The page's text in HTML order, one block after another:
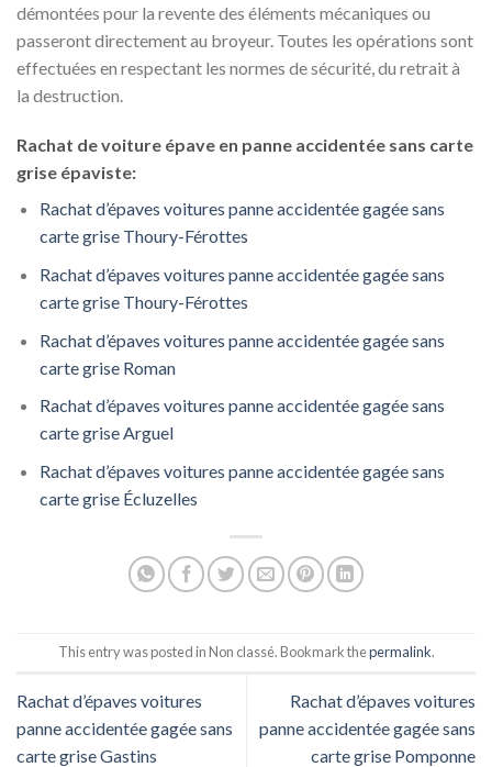
démontées pour la revente des éléments mécaniques ou
passeront directement au broyeur. Toutes les opérations sont
effectuées en respectant les normes de sécurité, du retrait à
la destruction.
Rachat de voiture épave en panne accidentée sans carte
grise épaviste:
Rachat d’épaves voitures panne accidentée gagée sans
carte grise Thoury-Férottes
Rachat d’épaves voitures panne accidentée gagée sans
carte grise Thoury-Férottes
Rachat d’épaves voitures panne accidentée gagée sans
carte grise Roman
Rachat d’épaves voitures panne accidentée gagée sans
carte grise Arguel
Rachat d’épaves voitures panne accidentée gagée sans
carte grise Écluzelles
This entry was posted in Non classé. Bookmark thepermalink.
Rachat d’épaves voitures
panne accidentée gagée sans
carte grise Gastins
Rachat d’épaves voitures
panne accidentée gagée sans
carte grise Pomponne